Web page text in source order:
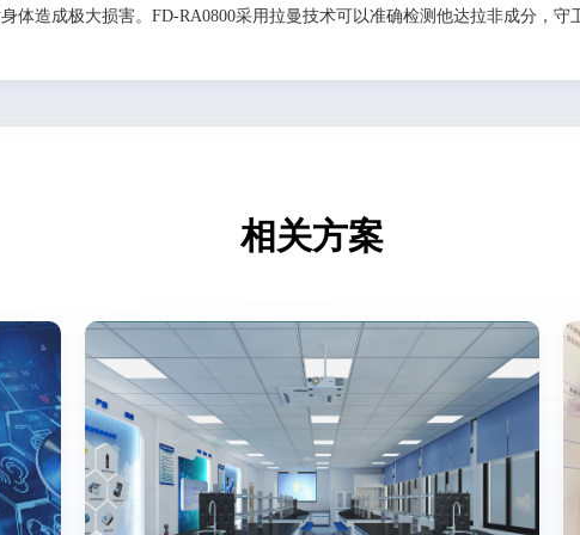
体造成极大损害。FD-RA0800采用拉曼技术可以准确检测他达拉非成分，守
相关方案